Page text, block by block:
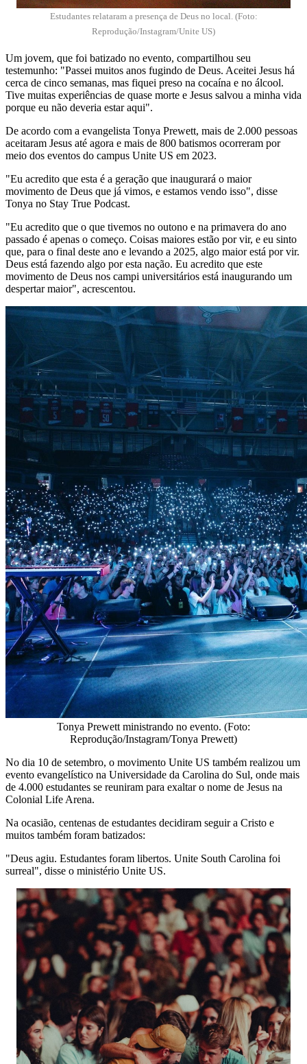
Estudantes relataram a presença de Deus no local. (Foto:
Reprodução/Instagram/Unite US)
Um jovem, que foi batizado no evento, compartilhou seu
testemunho: "Passei muitos anos fugindo de Deus. Aceitei Jesus há
cerca de cinco semanas, mas fiquei preso na cocaína e no álcool.
Tive muitas experiências de quase morte e Jesus salvou a minha vida
porque eu não deveria estar aqui".
De acordo com a evangelista Tonya Prewett, mais de 2.000 pessoas
aceitaram Jesus até agora e mais de 800 batismos ocorreram por
meio dos eventos do campus Unite US em 2023.
"Eu acredito que esta é a geração que inaugurará o maior
movimento de Deus que já vimos, e estamos vendo isso", disse
Tonya no Stay True Podcast.
"Eu acredito que o que tivemos no outono e na primavera do ano
passado é apenas o começo. Coisas maiores estão por vir, e eu sinto
que, para o final deste ano e levando a 2025, algo maior está por vir.
Deus está fazendo algo por esta nação. Eu acredito que este
movimento de Deus nos campi universitários está inaugurando um
despertar maior", acrescentou.
Tonya Prewett ministrando no evento. (Foto:
Reprodução/Instagram/Tonya Prewett)
No dia 10 de setembro, o movimento Unite US também realizou um
evento evangelístico na Universidade da Carolina do Sul, onde mais
de 4.000 estudantes se reuniram para exaltar o nome de Jesus na
Colonial Life Arena.
Na ocasião, centenas de estudantes decidiram seguir a Cristo e
muitos também foram batizados:
"Deus agiu. Estudantes foram libertos. Unite South Carolina foi
surreal", disse o ministério Unite US.